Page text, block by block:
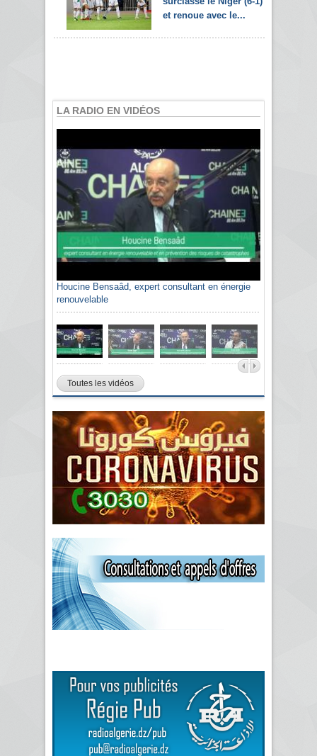
et renoue avec le...
LA RADIO EN VIDÉOS
Houcine Bensaâd, expert consultant en énergie
renouvelable
Toutes les vidéos